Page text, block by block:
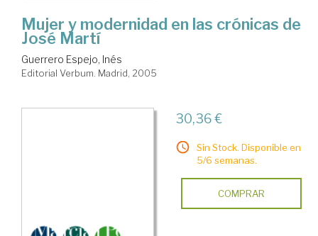
Mujer y modernidad en las crónicas de
José Martí
Guerrero Espejo, Inés
Editorial Verbum. Madrid, 2005
30,36 €
Sin Stock. Disponible en
5/6 semanas.
COMPRAR